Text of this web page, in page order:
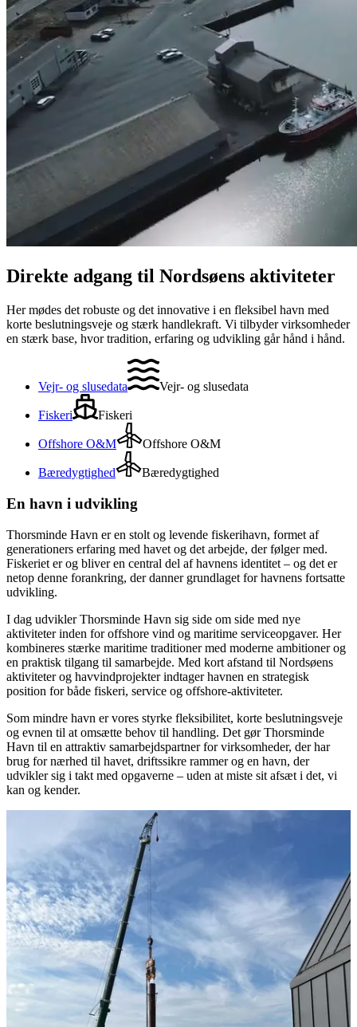
Direkte adgang til Nordsøens aktiviteter
Her mødes det robuste og det innovative i en fleksibel havn med
korte beslutningsveje og stærk handlekraft. Vi tilbyder virksomheder
en stærk base, hvor tradition, erfaring og udvikling går hånd i hånd.
Vejr- og slusedata Vejr- og slusedata
Fiskeri Fiskeri
Offshore O&M Offshore O&M
Bæredygtighed Bæredygtighed
En havn i udvikling
Thorsminde Havn er en stolt og levende fiskerihavn, formet af
generationers erfaring med havet og det arbejde, der følger med.
Fiskeriet er og bliver en central del af havnens identitet – og det er
netop denne forankring, der danner grundlaget for havnens fortsatte
udvikling.
I dag udvikler Thorsminde Havn sig side om side med nye
aktiviteter inden for offshore vind og maritime serviceopgaver. Her
kombineres stærke maritime traditioner med moderne ambitioner og
en praktisk tilgang til samarbejde. Med kort afstand til Nordsøens
aktiviteter og havvindprojekter indtager havnen en strategisk
position for både fiskeri, service og offshore-aktiviteter.
Som mindre havn er vores styrke fleksibilitet, korte beslutningsveje
og evnen til at omsætte behov til handling. Det gør Thorsminde
Havn til en attraktiv samarbejdspartner for virksomheder, der har
brug for nærhed til havet, driftssikre rammer og en havn, der
udvikler sig i takt med opgaverne – uden at miste sit afsæt i det, vi
kan og kender.